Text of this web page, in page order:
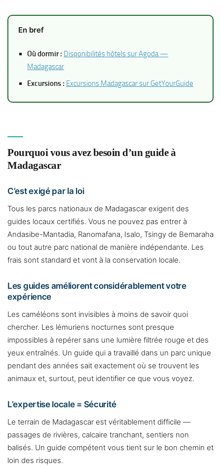
En bref
Où dormir : Disponibilités hôtels sur Agoda —
Madagascar
Excursions : Excursions Madagascar sur GetYourGuide
Pourquoi vous avez besoin d’un guide à
Madagascar
C’est exigé par la loi
Tous les parcs nationaux de Madagascar exigent des
guides locaux certifiés. Vous ne pouvez pas entrer à
Andasibe-Mantadia, Ranomafana, Isalo, Tsingy de Bemaraha
ou tout autre parc national de manière indépendante. Les
frais sont standard et vont à la conservation locale.
Les guides améliorent considérablement votre
expérience
Les caméléons sont invisibles à moins de savoir quoi
chercher. Les lémuriens nocturnes sont presque
impossibles à repérer sans une lumière filtrée rouge et des
yeux entraînés. Un guide qui a travaillé dans un parc unique
pendant des années sait exactement où se trouvent les
animaux et, surtout, peut identifier ce que vous voyez.
L’expertise locale = Sécurité
Le terrain de Madagascar est véritablement difficile —
passages de rivières, calcaire tranchant, sentiers non
balisés. Un guide compétent vous tient sur le bon chemin et
loin des risques.